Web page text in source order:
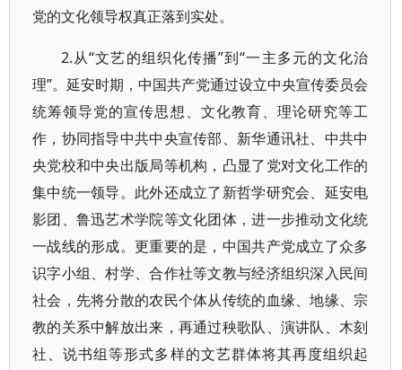
党的文化领导权真正落到实处。
2.从“文艺的组织化传播”到“一主多元的文化治
理”。延安时期，中国共产党通过设立中央宣传委员会
统筹领导党的宣传思想、文化教育、理论研究等工
作，协同指导中共中央宣传部、新华通讯社、中共中
央党校和中央出版局等机构，凸显了党对文化工作的
集中统一领导。此外还成立了新哲学研究会、延安电
影团、鲁迅艺术学院等文化团体，进一步推动文化统
一战线的形成。更重要的是，中国共产党成立了众多
识字小组、村学、合作社等文教与经济组织深入民间
社会，先将分散的农民个体从传统的血缘、地缘、宗
教的关系中解放出来，再通过秧歌队、演讲队、木刻
社、说书组等形式多样的文艺群体将其再度组织起